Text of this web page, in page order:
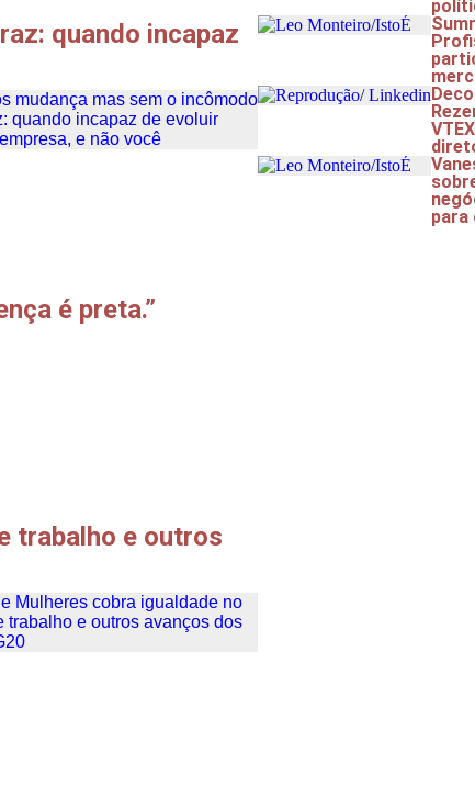
quando incapaz
é preta.”
trabalho e outros